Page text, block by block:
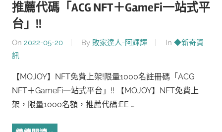
推薦代碼「ACG NFT＋GameFi一站式平
台」!!
On 2022-05-20 By 敗家達人-阿輝輝 In ◆新奇資
訊
【MOJOY】NFT免費上架!限量1000名註冊碼「ACG
NFT＋GameFi一站式平台」!! 【MOJOY】NFT免費上
架，限量1000名額，推薦代碼:EE …